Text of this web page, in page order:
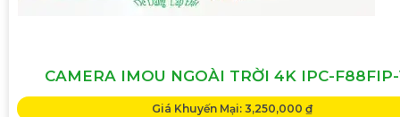
CAMERA IMOU NGOÀI TRỜI 4K IPC-
Giá Khuyến Mại: 3,250,000 ₫